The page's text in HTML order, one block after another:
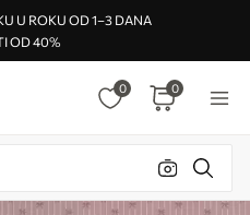
U ROKU OD 1–3 DANA
OD 40%
0 0